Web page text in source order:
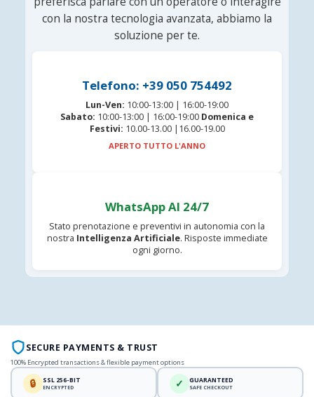
con la nostra tecnologia avanzata, abbiamo la
soluzione per te.
Telefono: +39 050 754492
Lun-Ven: 10:00-13:00 | 16:00-19:00
Sabato: 10:00-13:00 | 16:00-19:00 Domenica e
Festivi: 10.00-13.00 |16.00-19.00
APERTO TUTTO L'ANNO
WhatsApp AI 24/7
Stato prenotazione e preventivi in autonomia con la
nostra Intelligenza Artificiale. Risposte immediate
ogni giorno.
SECURE PAYMENTS & TRUST
100% Encrypted transactions & flexible payment options
🔒 SSL 256-BIT
ENCRYPTED ✓ GUARANTEED
SAFE CHECKOUT